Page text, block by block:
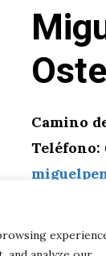
Camino
Teléfono:
Etiquetas